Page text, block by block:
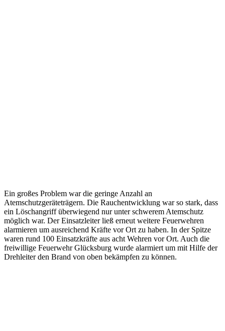
Ein großes Problem war die geringe Anzahl an
Atemschutzgeräteträgern. Die Rauchentwicklung war so stark, dass
ein Löschangriff überwiegend nur unter schwerem Atemschutz
möglich war. Der Einsatzleiter ließ erneut weitere Feuerwehren
alarmieren um ausreichend Kräfte vor Ort zu haben. In der Spitze
waren rund 100 Einsatzkräfte aus acht Wehren vor Ort. Auch die
freiwillige Feuerwehr Glücksburg wurde alarmiert um mit Hilfe der
Drehleiter den Brand von oben bekämpfen zu können.